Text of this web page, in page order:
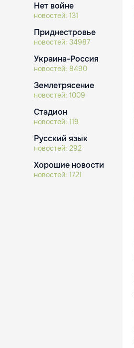
Нет войне
новостей: 131
Приднестровье
новостей: 34987
Украина-Россия
новостей: 8490
Землетрясение
новостей: 1009
Стадион
новостей: 119
Русский язык
новостей: 292
Хорошие новости
новостей: 1721